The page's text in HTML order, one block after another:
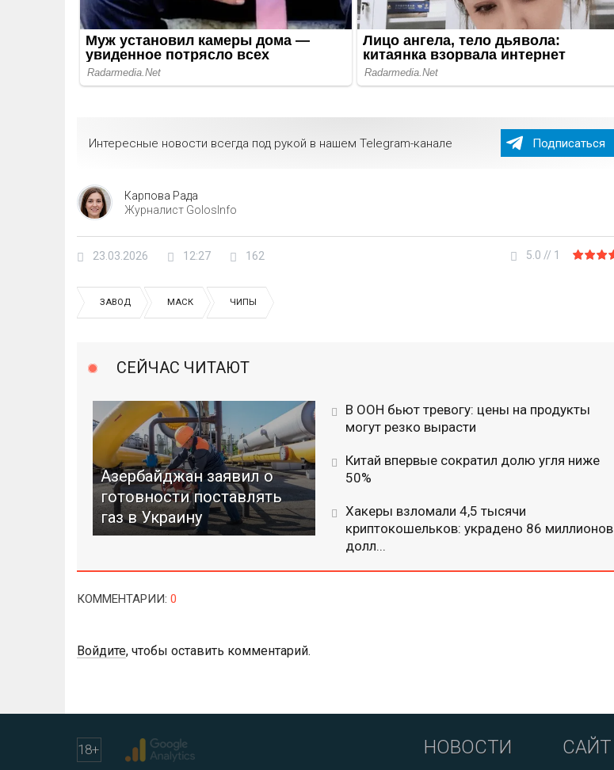
Интересные новости всегда под рукой в нашем Telegram-канале Подписаться
Карпова Рада
Журналист GolosInfo
23.03.2026 12:27 162 5.0 // 1
ЗАВОД МАСК ЧИПЫ
СЕЙЧАС ЧИТАЮТ
Азербайджан заявил о
готовности поставлять
газ в Украину
В ООН бьют тревогу: цены на продукты
могут резко вырасти
Китай впервые сократил долю угля ниже
50%
Хакеры взломали 4,5 тысячи
криптокошельков: украдено 86 миллионов
долл...
КОММЕНТАРИИ: 0
Войдите, чтобы оставить комментарий.
18+ НОВОСТИ САЙТ